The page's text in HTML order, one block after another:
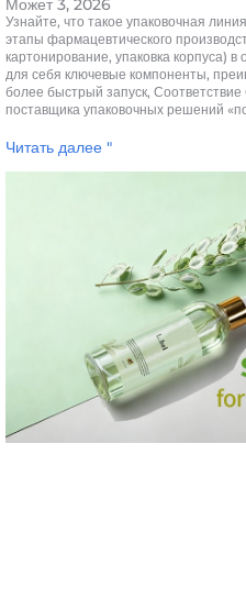
Может 3, 2026
Узнайте, что такое упаковочная
этапы фармацевтического
картонирование, упаковка корпуса)
для себя ключевые компоненты,
более быстрый запуск,
поставщика упаковочных решений
Читать далее "